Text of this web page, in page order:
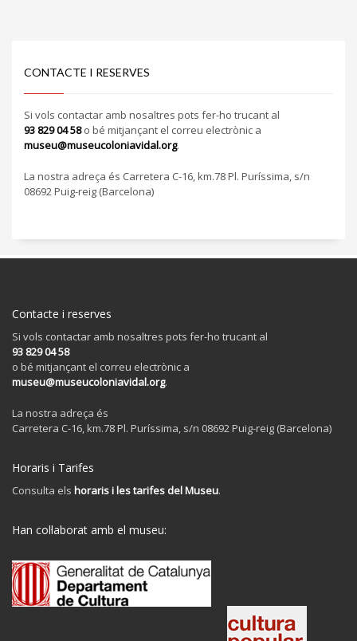
CONTACTE I RESERVES
Si vols contactar amb nosaltres pots fer-ho trucant al
93 829 04 58o bé mitjançant el correu electrònic a
museu@museucoloniavidal.org.
La nostra adreça és Carretera C-16, km.78 Pl. Puríssima, s/n
08692 Puig-reig (Barcelona)
Contacte i reserves
Si vols contactar amb nosaltres pots fer-ho trucant al
93 829 04 58
o bé mitjançant el correu electrònic a
museu@museucoloniavidal.org.
La nostra adreça és
Carretera C-16, km.78 Pl. Puríssima, s/n 08692 Puig-reig (Barcelona)
Horaris i Tarifes
Consulta els horaris i les tarifes del Museu.
Han col·laborat amb el museu: